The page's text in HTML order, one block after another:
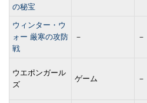
の秘宝
ウィンター・ウ
ォー 厳寒の攻防
戦
－ －
ウエポンガール
ズ
ゲーム －